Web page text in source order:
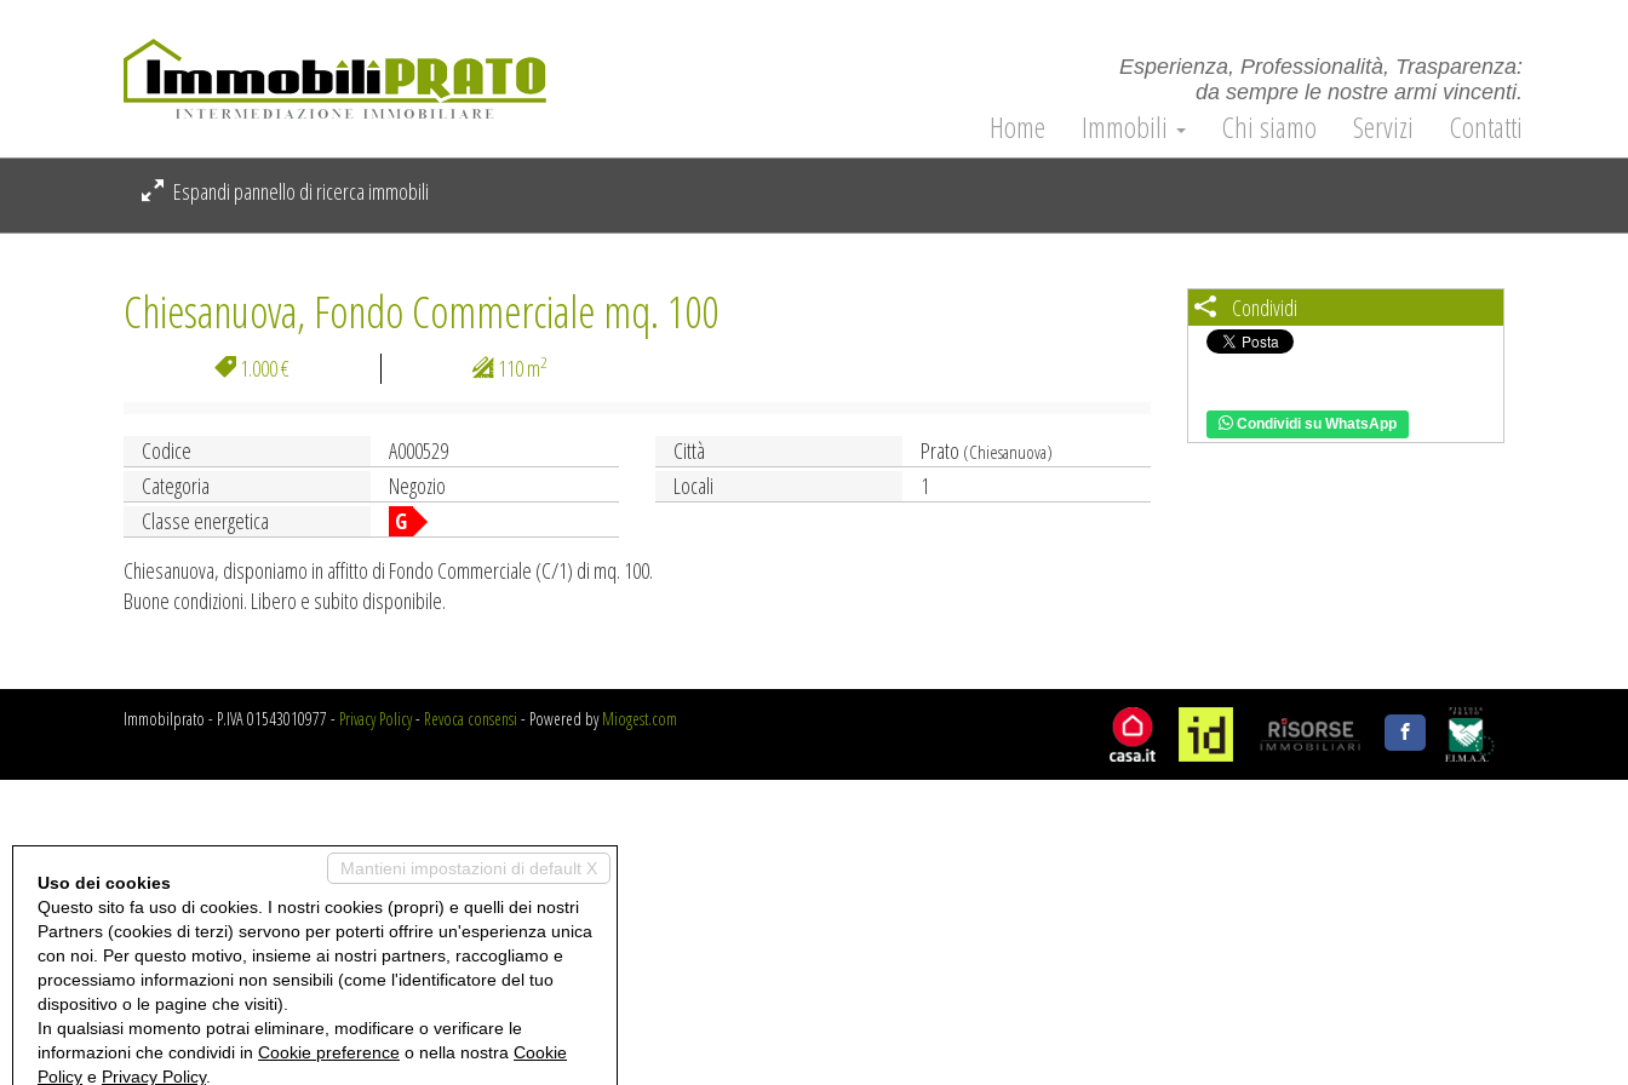
Esperienza, Professionalità, Trasparenza:
da sempre le nostre armi vincenti.
Home Immobili Chi siamo Servizi Contatti
Espandi pannello di ricerca immobili
Chiesanuova, Fondo Commerciale mq. 100
1.000 € 110 m2
Codice A000529 Città Prato (Chiesanuova)
Categoria Negozio Locali
1
Classe energetica
G
Chiesanuova, disponiamo in affitto di Fondo Commerciale (C/1) di mq. 100.
Buone condizioni. Libero e subito disponibile.
Condividi
Condividi su WhatsApp
Immobilprato - P.IVA 01543010977 - Privacy Policy- Revoca consensi - Powered byMiogest.com
Mantieni impostazioni di default X
Uso dei cookies
Questo sito fa uso di cookies. I nostri cookies (propri) e quelli dei nostri
Partners (cookies di terzi) servono per poterti offrire un'esperienza unica
con noi. Per questo motivo, insieme ai nostri partners, raccogliamo e
processiamo informazioni non sensibili (come l'identificatore del tuo
dispositivo o le pagine che visiti).
In qualsiasi momento potrai eliminare, modificare o verificare le
informazioni che condividi in Cookie preference o nella nostra Cookie
Policy e Privacy Policy.